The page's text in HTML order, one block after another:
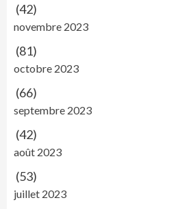
(42)
novembre 2023
(81)
octobre 2023
(66)
septembre 2023
(42)
août 2023
(53)
juillet 2023